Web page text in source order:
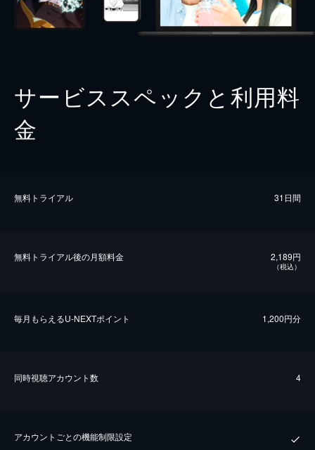
サービススペックと利用料
金
無料トライアル 31日間
無料トライアル後の⽉額料金 2,189円
（税込）
毎⽉もらえるU-NEXTポイント 1,200円分
同時視聴アカウント数 4
アカウントごとの機能制限設定